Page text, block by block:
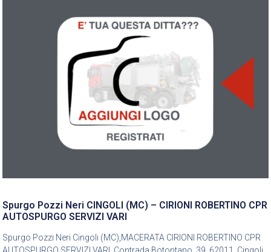
Spurgo Pozzi Neri CINGOLI (MC) – CIRIONI ROBERTINO CPR
AUTOSPURGO SERVIZI VARI
Spurgo Pozzi Neri Cingoli (MC),MACERATA CIRIONI ROBERTINO CPR
AUTOSPURGO SERVIZI VARI, Contrada Botontano, 39, 62011, Cingoli